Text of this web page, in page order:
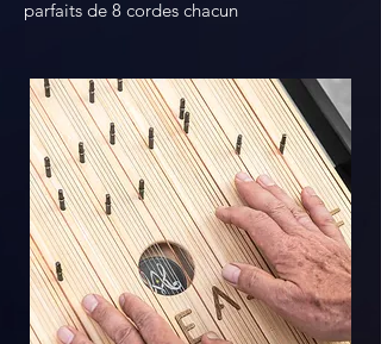
parfaits de 8 cordes chacun